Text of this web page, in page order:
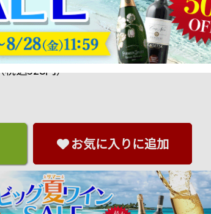
ワインレッド ファンヴィーノ ワイ
2023年 12月 28日 17:00
税込528円）
お気に入りに追加